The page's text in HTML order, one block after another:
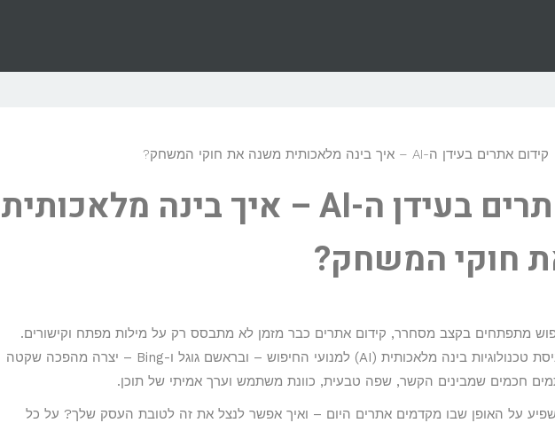
קידום אתרים בעידן ה-AI – איך בינה מלאכותית משנה את חוקי המשחק?
קידום אתרים בעידן ה-AI – איך בינה מלאכותית
חוקי המשחק?
מתפתחים בקצב מסחרר, קידום אתרים כבר מזמן לא מתבסס רק על מילות מפתח וקישורים.
בשנים האחרונות, כניסת טכנולוגיות בינה מלאכותית (AI) למנועי החיפוש – ובראשם גוגל ו-Bing – יצרה מהפכה שקטה
חכמים שמבינים הקשר, שפה טבעית, כוונת משתמש וערך אמיתי של תוכן.
על האופן שבו מקדמים אתרים היום – ואיך אפשר לנצל את זה לטובת העסק שלך? על כל